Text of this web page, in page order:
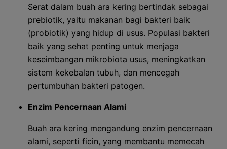
Serat dalam buah ara kering bertindak sebagai
prebiotik, yaitu makanan bagi bakteri baik
(probiotik) yang hidup di usus. Populasi bakteri
baik yang sehat penting untuk menjaga
keseimbangan mikrobiota usus, meningkatkan
sistem kekebalan tubuh, dan mencegah
pertumbuhan bakteri patogen.
Enzim Pencernaan Alami
Buah ara kering mengandung enzim pencernaan
alami, seperti ficin, yang membantu memecah